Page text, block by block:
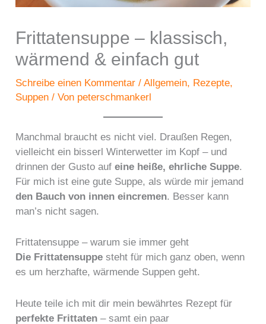
Frittatensuppe – klassisch,
wärmend & einfach gut
Schreibe einen Kommentar /Allgemein, Rezepte,
Suppen / Von peterschmankerl
Manchmal braucht es nicht viel. Draußen Regen,
vielleicht ein bisserl Winterwetter im Kopf – und
drinnen der Gusto aufeine heiße, ehrliche Suppe.
Für mich ist eine gute Suppe, als würde mir jemand
den Bauch von innen eincremen. Besser kann
man’s nicht sagen.
Frittatensuppe – warum sie immer geht
Die Frittatensuppe steht für mich ganz oben, wenn
es um herzhafte, wärmende Suppen geht.
Heute teile ich mit dir mein bewährtes Rezept für
perfekte Frittaten – samt ein paar